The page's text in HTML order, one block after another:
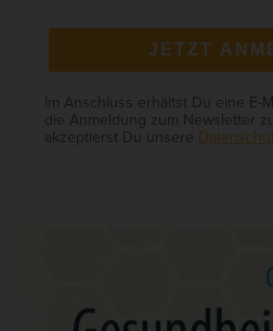
JETZT
Im Anschluss erhältst Du eine E-
die Anmeldung zum Newsletter
akzeptierst Du unsere